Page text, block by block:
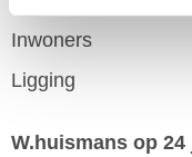
Inwoners
Ligging
W.huismans op 24